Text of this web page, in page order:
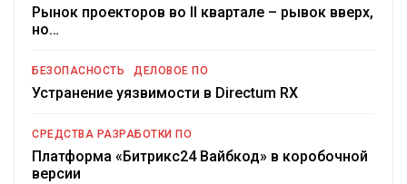
Рынок проекторов во II квартале – рывок вверх,
но…
БЕЗОПАСНОСТЬ ДЕЛОВОЕ ПО
Устранение уязвимости в Directum RX
СРЕДСТВА РАЗРАБОТКИ ПО
Платформа «Битрикс24 Вайбкод» в коробочной
версии